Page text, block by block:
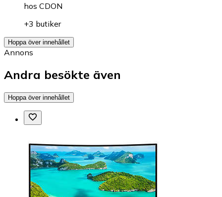
hos CDON
+3 butiker
Hoppa över innehållet
Annons
Andra besökte även
Hoppa över innehållet